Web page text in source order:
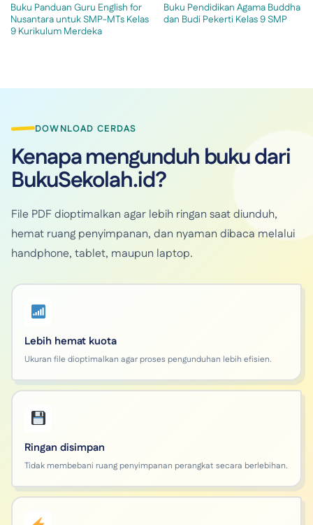
Buku Panduan Guru English for
Nusantara untuk SMP-MTs Kelas
9 Kurikulum Merdeka
Buku Pendidikan Agama Buddha
dan Budi Pekerti Kelas 9 SMP
DOWNLOAD CERDAS
Kenapa mengunduh buku dari
BukuSekolah.id?
File PDF dioptimalkan agar lebih ringan saat diunduh,
hemat ruang penyimpanan, dan nyaman dibaca melalui
handphone, tablet, maupun laptop.
Lebih hemat kuota
Ukuran file dioptimalkan agar proses pengunduhan lebih efisien.
Ringan disimpan
Tidak membebani ruang penyimpanan perangkat secara berlebihan.